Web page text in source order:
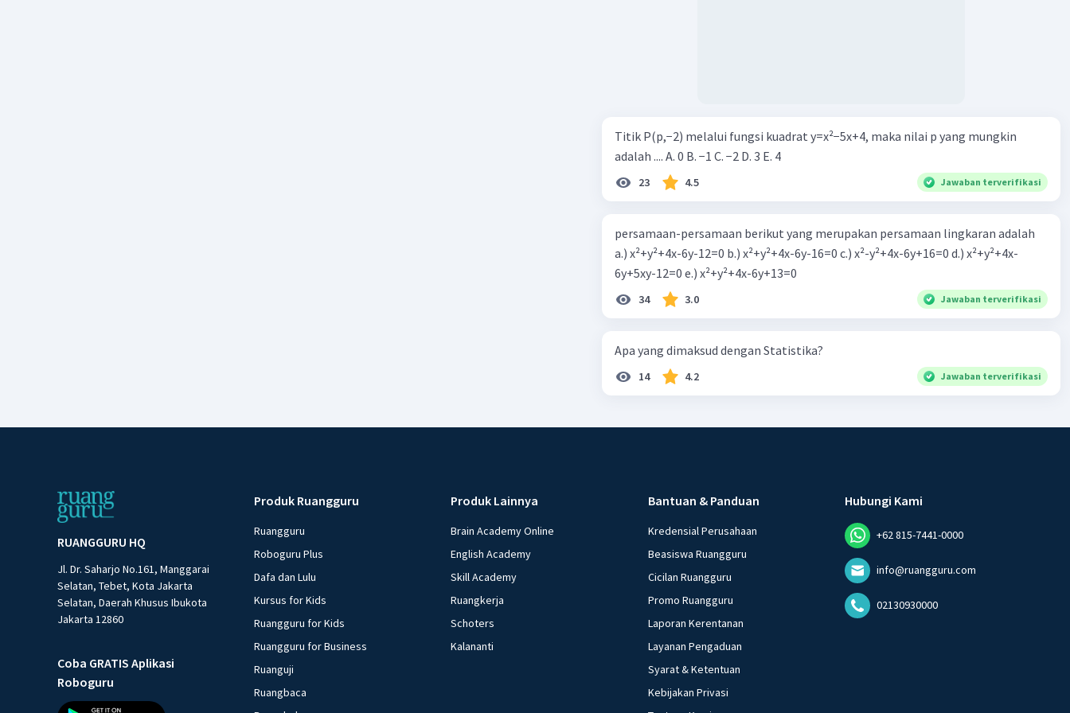
Titik P(p,−2) melalui fungsi kuadrat y=x²−5x+4, maka nilai p yang mungkin
adalah .... A. 0 B. −1 C. −2 D. 3 E. 4
23 4.5 Jawaban terverifikasi
persamaan-persamaan berikut yang merupakan persamaan lingkaran adalah
a.) x²+y²+4x-6y-12=0 b.) x²+y²+4x-6y-16=0 c.) x²-y²+4x-6y+16=0 d.) x²+y²+4x-
6y+5xy-12=0 e.) x²+y²+4x-6y+13=0
34 3.0 Jawaban terverifikasi
Apa yang dimaksud dengan Statistika?
14 4.2 Jawaban terverifikasi
RUANGGURU HQ
Jl. Dr. Saharjo No.161, Manggarai
Selatan, Tebet, Kota Jakarta
Selatan, Daerah Khusus Ibukota
Jakarta 12860
Coba GRATIS Aplikasi
Roboguru
Produk Ruangguru
Ruangguru
Roboguru Plus
Dafa dan Lulu
Kursus for Kids
Ruangguru for Kids
Ruangguru for Business
Ruanguji
Ruangbaca
Produk Lainnya
Brain Academy Online
English Academy
Skill Academy
Ruangkerja
Schoters
Kalananti
Bantuan & Panduan
Kredensial Perusahaan
Beasiswa Ruangguru
Cicilan Ruangguru
Promo Ruangguru
Laporan Kerentanan
Layanan Pengaduan
Syarat & Ketentuan
Kebijakan Privasi
Hubungi Kami
+62 815-7441-0000
info@ruangguru.com
02130930000